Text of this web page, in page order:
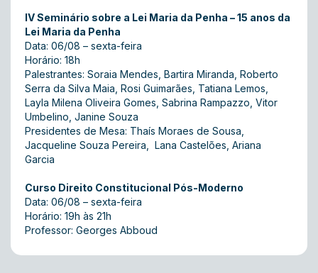
IV Seminário sobre a Lei Maria da Penha – 15 anos da
Lei Maria da Penha
Data: 06/08 – sexta-feira
Horário: 18h
Palestrantes: Soraia Mendes, Bartira Miranda, Roberto
Serra da Silva Maia, Rosi Guimarães, Tatiana Lemos,
Layla Milena Oliveira Gomes, Sabrina Rampazzo, Vitor
Umbelino, Janine Souza
Presidentes de Mesa: Thaís Moraes de Sousa,
Jacqueline Souza Pereira, Lana Castelões, Ariana
Garcia
Curso Direito Constitucional Pós-Moderno
Data: 06/08 – sexta-feira
Horário: 19h às 21h
Professor: Georges Abboud